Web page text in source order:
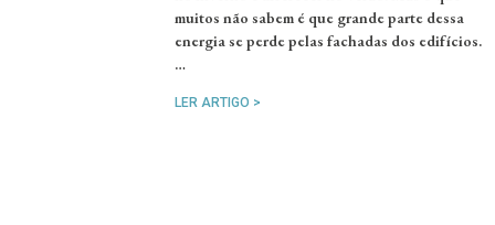
muitos não sabem é que grande parte dessa
energia se perde pelas fachadas dos edifícios.
…
LER ARTIGO >